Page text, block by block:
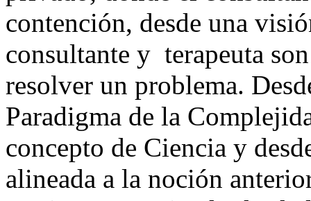
contención, desde una
consultante y terapeuta
resolver un problema.
Paradigma de la
concepto de Ciencia y
alineada a la noción